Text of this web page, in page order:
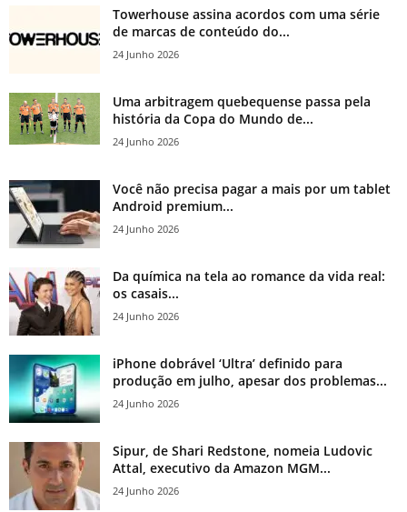
Towerhouse assina acordos com uma série
de marcas de conteúdo do...
24 Junho 2026
Uma arbitragem quebequense passa pela
história da Copa do Mundo de...
24 Junho 2026
Você não precisa pagar a mais por um tablet
Android premium...
24 Junho 2026
Da química na tela ao romance da vida real:
os casais...
24 Junho 2026
iPhone dobrável ‘Ultra’ definido para
produção em julho, apesar dos problemas...
24 Junho 2026
Sipur, de Shari Redstone, nomeia Ludovic
Attal, executivo da Amazon MGM...
24 Junho 2026